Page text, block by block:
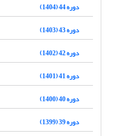
دوره 44 (1404)
دوره 43 (1403)
دوره 42 (1402)
دوره 41 (1401)
دوره 40 (1400)
دوره 39 (1399)